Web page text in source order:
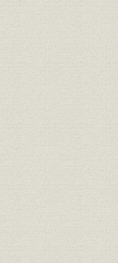
の全国順位
昭和60年
(1988年)
産地
昭和57年
(1992年)
化の推移と当行の
昭和54年
(2003年)3
遷
昭和45年
(1993年)夏
伝 3 第4代頭取 渡
会長)、第5代頭取
代会長)
の主な緊急経済対
平成4年
(2002年)
金自動設備
平成5年
(2002年)